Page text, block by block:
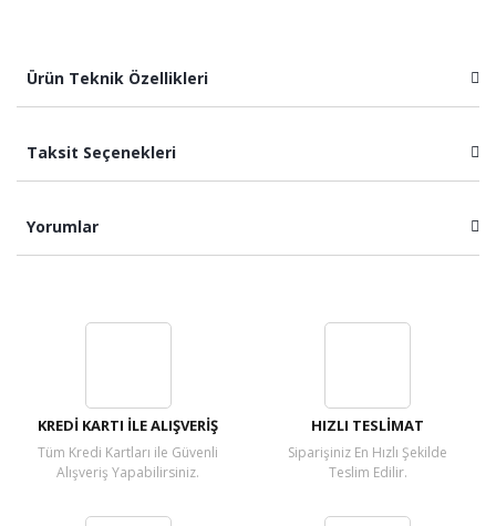
Ürün Teknik Özellikleri
Taksit Seçenekleri
Yorumlar
KREDİ KARTI İLE ALIŞVERİŞ
Tüm Kredi Kartları ile Güvenli
Alışveriş Yapabilirsiniz.
HIZLI TESLİMAT
Siparişiniz En Hızlı Şekilde
Teslim Edilir.